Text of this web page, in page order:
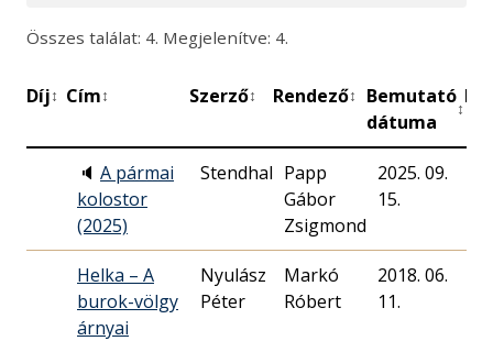
Összes találat: 4. Megjelenítve: 4.
Díj↕ Cím↕ Szerző↕ Rendező↕
Bemutató
dátuma
↕
🔈 A pármai
kolostor
(2025)
Stendhal Papp
Gábor
Zsigmond
2025. 09.
15.
Helka – A
burok-völgy
árnyai
Nyulász
Péter
Markó
Róbert
2018. 06.
11.